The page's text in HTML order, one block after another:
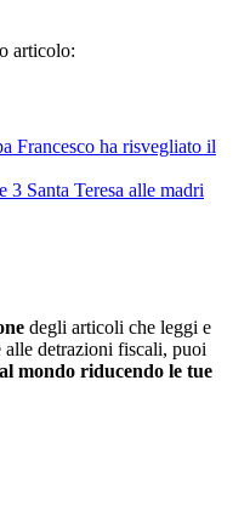
articolo:
Francesco ha risvegliato il
3 Santa Teresa alle madri
degli articoli che leggi e
detrazioni fiscali, puoi
mondo riducendo le tue